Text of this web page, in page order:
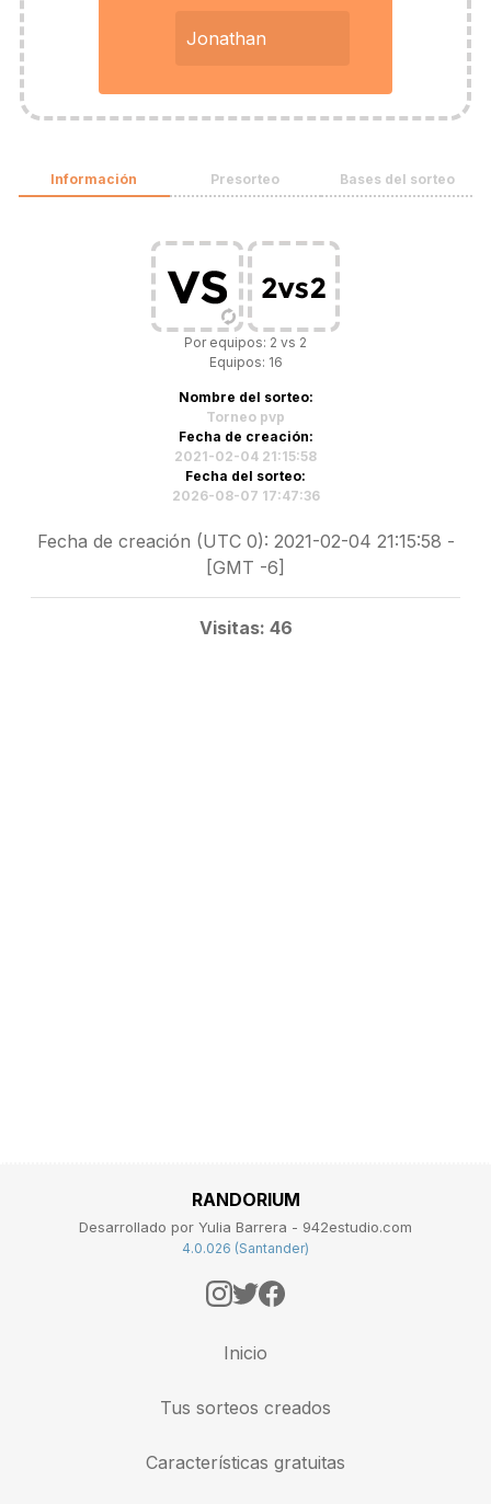
Jonathan
Información Presorteo Bases del sorteo
Por equipos: 2 vs 2
Equipos: 16
Nombre del sorteo:
Torneo pvp
Fecha de creación:
2021-02-04 21:15:58
Fecha del sorteo:
2026-08-07 17:47:36
Fecha de creación (UTC 0): 2021-02-04 21:15:58 -
[GMT -6]
Visitas: 46
RANDORIUM
Desarrollado por Yulia Barrera - 942estudio.com
4.0.026 (Santander)
Inicio
Tus sorteos creados
Características gratuitas